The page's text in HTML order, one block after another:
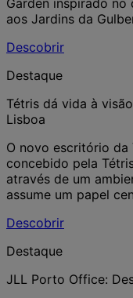
aos Jardins da
Descobrir
Destaque
Tétris dá vida à
Lisboa
O novo escritório da
concebido pela
através de um
assume um papel
Descobrir
Destaque
JLL Porto Office: